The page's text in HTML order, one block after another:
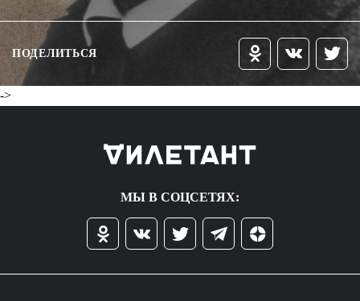
ПОДЕЛИТЬСЯ
->
МЫ В СОЦСЕТЯХ: